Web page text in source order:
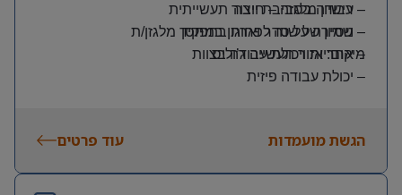
– עבודה בסביבת ייצור תעשייתית
– שמירה על סדר וארגון במחסן
– רישיון מלגזה – חובה
– ניסיון של שנה לפחות בתפקיד מלגזן/ת
– אחריות ויכולת עבודה בצוות
– יכולת עבודה פיזית
משמרות:
מיקום: אזור תעשייה ג’וליס
הגשת מועמדות עוד פרטים